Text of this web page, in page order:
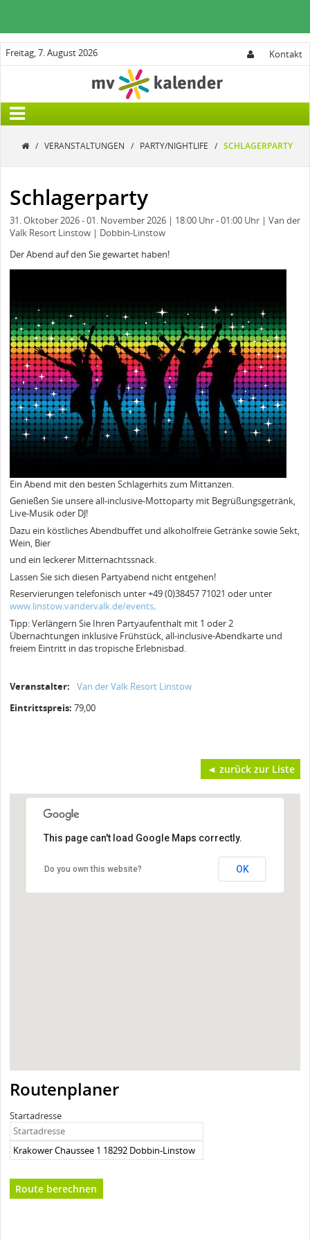
Freitag, 7. August 2026 Kontakt
/ VERANSTALTUNGEN / PARTY/NIGHTLIFE / SCHLAGERPARTY
Schlagerparty
31. Oktober 2026- 01. November 2026 | 18:00 Uhr- 01:00 Uhr | Van der
Valk Resort Linstow | Dobbin-Linstow
Der Abend auf den Sie gewartet haben!
Ein Abend mit den besten Schlagerhits zum Mittanzen.
Genießen Sie unsere all-inclusive-Mottoparty mit Begrüßungsgetränk,
Live-Musik oder DJ!
Dazu ein köstliches Abendbuffet und alkoholfreie Getränke sowie Sekt,
Wein, Bier
und ein leckerer Mitternachtssnack.
Lassen Sie sich diesen Partyabend nicht entgehen!
Reservierungen telefonisch unter +49 (0)38457 71021 oder unter
www.linstow.vandervalk.de/events.
Tipp: Verlängern Sie Ihren Partyaufenthalt mit 1 oder 2
Übernachtungen inklusive Frühstück, all-inclusive-Abendkarte und
freiem Eintritt in das tropische Erlebnisbad.
Veranstalter:
Van der Valk Resort Linstow
Eintrittspreis: 79,00
◄ zurück zur Liste
This page can't load Google Maps correctly.
Do you own this website? OK
Routenplaner
Startadresse